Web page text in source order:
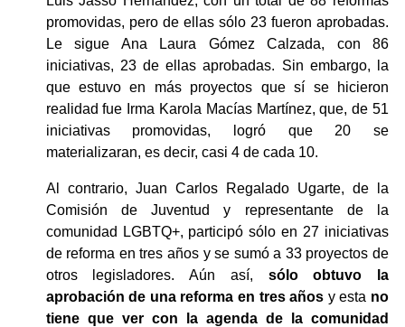
promovidas, pero de ellas sólo 23 fueron aprobadas.
Le sigue Ana Laura Gómez Calzada, con 86
iniciativas, 23 de ellas aprobadas. Sin embargo, la
que estuvo en más proyectos que sí se hicieron
realidad fue Irma Karola Macías Martínez, que, de 51
iniciativas promovidas, logró que 20 se
materializaran, es decir, casi 4 de cada 10.
Al contrario, Juan Carlos Regalado Ugarte, de la
Comisión de Juventud y representante de la
comunidad LGBTQ+, participó sólo en 27 iniciativas
de reforma en tres años y se sumó a 33 proyectos de
otros legisladores. Aún así, sólo obtuvo la
aprobación de una reforma en tres años y esta no
tiene que ver con la agenda de la comunidad